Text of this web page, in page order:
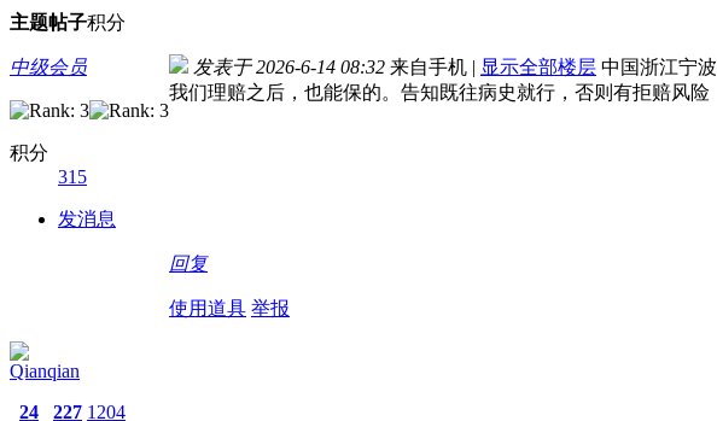
主题帖子积分
中级会员
积分
315
发消息
发表于 2026-6-14 08:32 来自手机 | 显示全部楼层 中国浙江宁波
我们理赔之后，也能保的。告知既往病史就行，否则有拒赔风险
回复
使用道具 举报
Qianqian
24
227 1204